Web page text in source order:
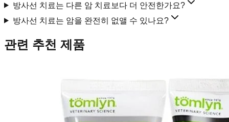
방사선 치료는 다른 암 치료보다 더 안전한가요?
방사선 치료는 암을 완전히 없앨 수 있나요?
관련 추천 제품